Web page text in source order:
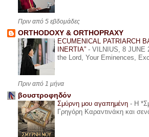
Πριν από 5 εβδομάδες
ORTHODOXY & ORTHOPRAXY
ECUMENICAL PATRIARCH
INERTIA” - VILNIUS, 8 JUNE
the Lord, Your Eminences,
Πριν από 1 μήνα
βουστροφηδόν
Σμύρνη μου αγαπημένη - Η
Γρηγόρη Καραντινάκη και